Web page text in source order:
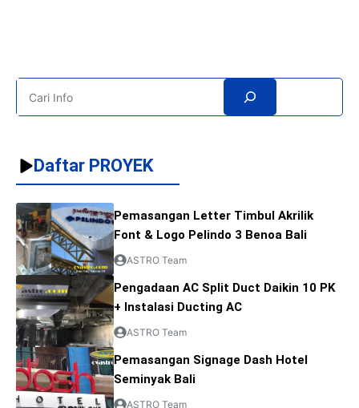
Daftar PROYEK
Pemasangan Letter Timbul Akrilik
Font & Logo Pelindo 3 Benoa Bali
ASTRO Team
Pengadaan AC Split Duct Daikin 10 PK
+ Instalasi Ducting AC
ASTRO Team
Pemasangan Signage Dash Hotel
Seminyak Bali
ASTRO Team